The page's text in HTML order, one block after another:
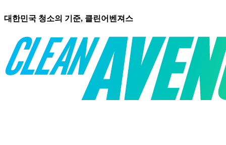
대한민국 청소의 기준, 클린어벤져스